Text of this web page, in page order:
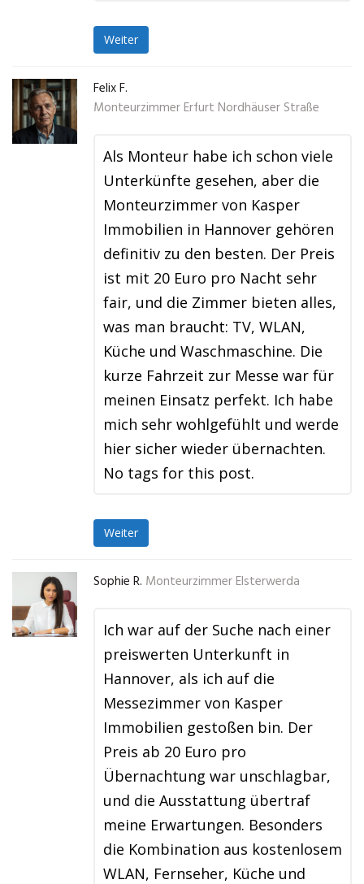
Weiter
Felix F.
Monteurzimmer Erfurt Nordhäuser Straße
Als Monteur habe ich schon viele
Unterkünfte gesehen, aber die
Monteurzimmer von Kasper
Immobilien in Hannover gehören
definitiv zu den besten. Der Preis
ist mit 20 Euro pro Nacht sehr
fair, und die Zimmer bieten alles,
was man braucht: TV, WLAN,
Küche und Waschmaschine. Die
kurze Fahrzeit zur Messe war für
meinen Einsatz perfekt. Ich habe
mich sehr wohlgefühlt und werde
hier sicher wieder übernachten.
No tags for this post.
Weiter
Sophie R. Monteurzimmer Elsterwerda
Ich war auf der Suche nach einer
preiswerten Unterkunft in
Hannover, als ich auf die
Messezimmer von Kasper
Immobilien gestoßen bin. Der
Preis ab 20 Euro pro
Übernachtung war unschlagbar,
und die Ausstattung übertraf
meine Erwartungen. Besonders
die Kombination aus kostenlosem
WLAN, Fernseher, Küche und